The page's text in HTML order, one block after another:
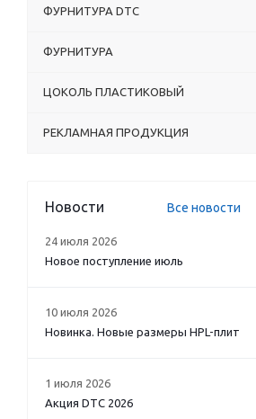
ФУРНИТУРА DTC
ФУРНИТУРА
ЦОКОЛЬ ПЛАСТИКОВЫЙ
РЕКЛАМНАЯ ПРОДУКЦИЯ
Новости Все новости
24 июля 2026
Новое поступление июль
10 июля 2026
Новинка. Новые размеры HPL-плит
1 июля 2026
Акция DTC 2026